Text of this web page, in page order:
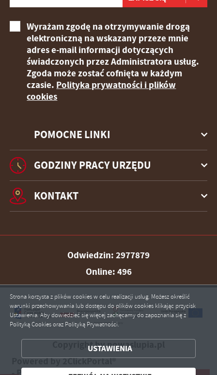
POMOCNE LINKI
Wyrażam zgodę na otrzymywanie drogą
elektroniczną na wskazany przeze mnie
adres e-mail informacji dotyczących
świadczonych przez Administratora usług.
Zgoda może zostać cofnięta w każdym
czasie. Polityka prywatności i plików
cookies
GODZINY PRACY URZĘDU
KONTAKT
Odwiedzin: 2977879
Online: 496
Copyright by nowaslupia.pl
Powered by2ClickPortal®
Strona korzysta z plików cookies w celu realizacji usług. Możesz określić
warunki przechowywania lub dostępu do plików cookies klikając przycisk
Ustawienia. Aby dowiedzieć się więcej zachęcamy do zapoznania się z
Polityką Cookies oraz Polityką Prywatności.
USTAWIENIA
ZAPISZ WYBRANE
ZEZWÓL NA WSZYSTKIE